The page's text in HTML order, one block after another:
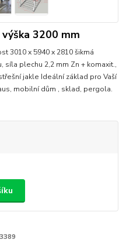
3200 mm
3010 x 5940 x 2810 šikmá
síla plechu 2,2 mm Zn + komaxit.,
jakle Ideální základ pro Vaší
mobilní dům , sklad, pergola.